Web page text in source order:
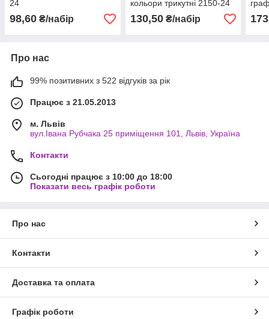
24
98,60 ₴/набір
кольори трикутні 2150-24
130,50₴/набір
Про нас
99% позитивних з 522 відгуків за рік
Працює з 21.05.2013
м. Львів
вул.Івана Рубчака 25 приміщення 101, Львів, Україна
Контакти
Сьогодні працює з 10:00 до 18:00
Показати весь графік роботи
Про нас
Контакти
Доставка та оплата
Графік роботи